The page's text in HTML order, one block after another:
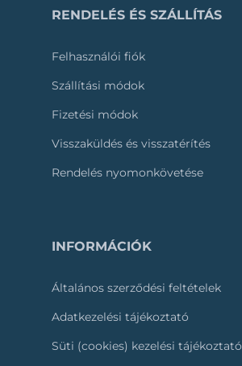
RENDELÉS ÉS SZÁLLÍTÁS
Felhasználói fiók
Szállítási módok
Fizetési módok
Visszaküldés és visszatérítés
Rendelés nyomonkövetése
INFORMÁCIÓK
Általános szerződési feltételek
Adatkezelési tájékoztató
Süti (cookies) kezelési tájékoztató